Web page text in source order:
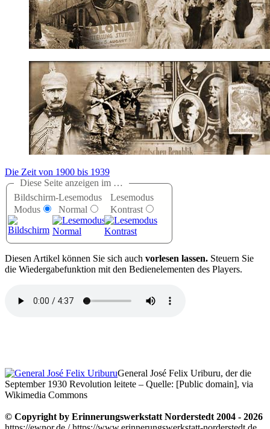
Die Zeit von 1900 bis 1939
Diese Seite anzeigen im …
Bildschirm-
Modus
Lesemodus
Normal
Lesemodus
Kontrast
Diesen Artikel können Sie sich auch vorlesen lassen. Steuern Sie
die Wiedergabefunktion mit den Bedienelementen des Players.
General José Felix Uriburu, der die
September 1930 Revolution leitete – Quelle: [Public domain], via
Wikimedia Commons
© Copyright by Erinnerungswerkstatt Norderstedt 2004 - 2026